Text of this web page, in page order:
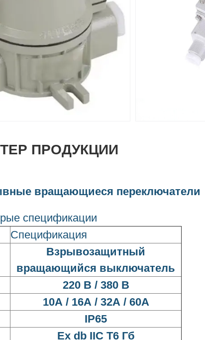
ПРОДУКЦИИ
вращающиеся переключатели
спецификации
Спецификация
Взрывозащитный
вращающийся выключатель
220 В / 380 В
10А / 16А / 32А / 60А
IP65
Ex db IIC T6 Гб